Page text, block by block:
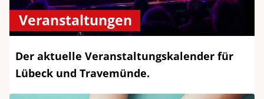
Veranstaltungen
Der aktuelle Veranstaltungskalender für
Lübeck und Travemünde.